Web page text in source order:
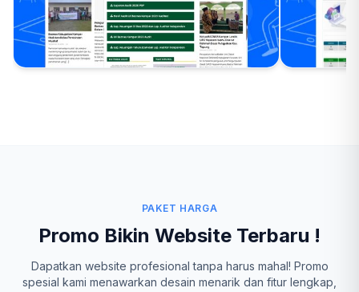
PAKET HARGA
Promo Bikin Website Terbaru !
Dapatkan website profesional tanpa harus mahal! Promo
spesial kami menawarkan desain menarik dan fitur lengkap,